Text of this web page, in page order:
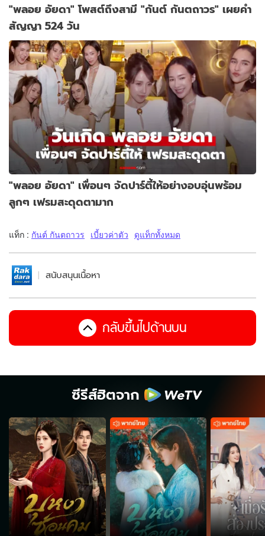
"พลอย อัยดา" โพสต์ถึงสามี "กันต์ กันตถาวร" เผยคำ
สัญญา 524 วัน
"พลอย อัยดา" เพื่อนๆ จัดปาร์ตี้ให้อย่างอบอุ่นพร้อม
ลูกๆ เฟรมสะดุดตามาก
แท็ก : กันต์ กันตถาวร เบี้ยวค่าตัว ดูแท็กทั้งหมด
สนับสนุนเนื้อหา
กลับขึ้นไปด้านบน
ซีรีส์ฮิตจาก